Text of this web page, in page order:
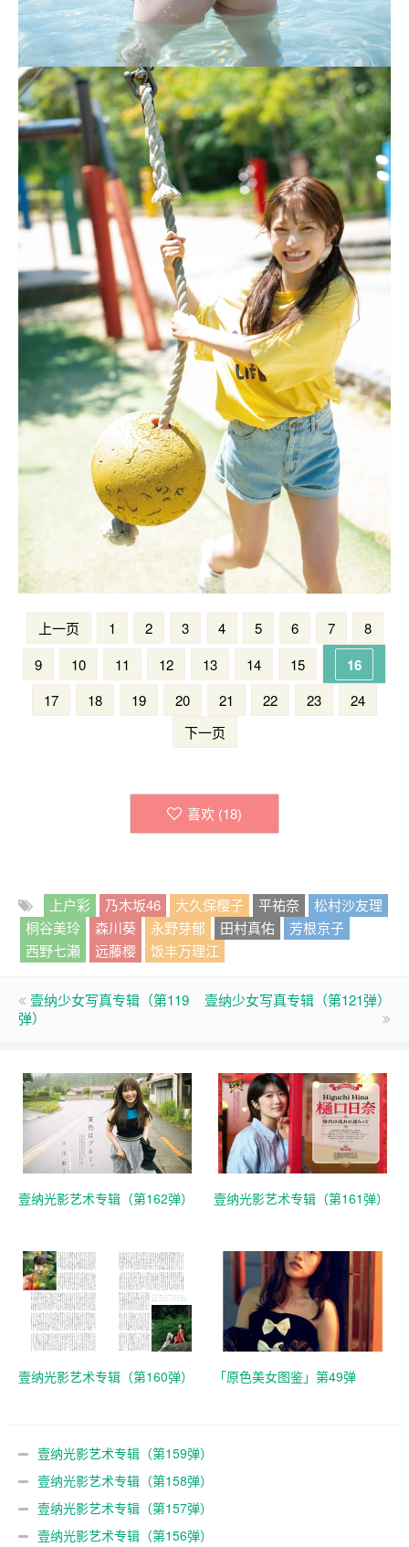
上一页 1 2 3 4 5 6 7
8
9
10 11 12 13 14 15 16
17 18 19 20 21 22 23
24
下一页
喜欢 (18)
上户彩 乃木坂46 大久保樱子 平祐奈
松村沙友理
桐谷美玲
森川葵 永野芽郁 田村真佑
芳根京子
西野七瀬
远藤樱 饭丰万理江
壹纳少女写真专辑（第119
弹）
壹纳少女写真专辑（第121弹）
壹纳光影艺术专辑（第162弹） 壹纳光影艺术专辑（第161弹）
壹纳光影艺术专辑（第160弹） 「原色美女图鉴」第49弹
壹纳光影艺术专辑（第159弹）
壹纳光影艺术专辑（第158弹）
壹纳光影艺术专辑（第157弹）
壹纳光影艺术专辑（第156弹）